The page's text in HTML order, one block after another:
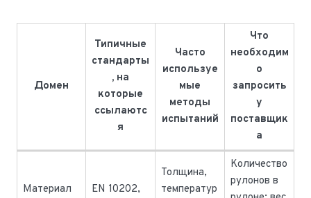
Домен
Типичные
стандарты
, на
которые
ссылаютс
я
Часто
используе
мые
методы
испытаний
Что
необходим
о
запросить
у
поставщик
а
Материал EN 10202,
Толщина,
температур
Количество
рулонов в